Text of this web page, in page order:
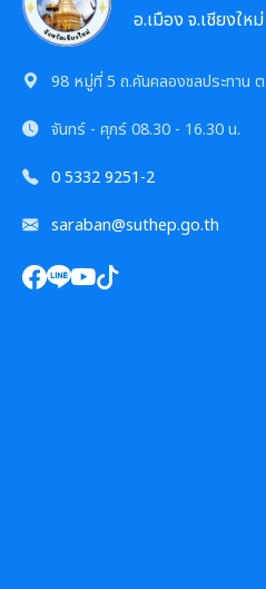
หลักเกณฑ์การคัดเลือกเข้
ถิ่น
คลินิกจริยธรรม
เกร็ดความรู้ที่เกี่ยวข้องใน
ผลการคัดเลือกพนักงาน
รายงานผลการใช้จ่ายงบป
รายงานผลการจัดซื้อจัดจ้า
รายการการจัดซื้อจัดจ้าง
ความก้าวหน้าการจัดซื้อจั
ทรัพย
รายงานผลการบริหารแล
อ.เมือง จ.เชียงใหม่
98 หมู่ที่ 5 ถ.คันคลองชลประทาน
จันทร์ - ศุกร์08.30 - 16.30 น.
0 5332 9251-2
saraban@suthep.go.th